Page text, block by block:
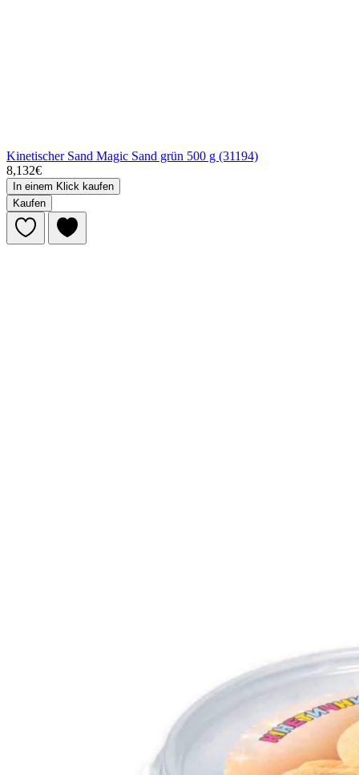
Kinetischer Sand Magic Sand grün 500 g (31194)
8,132€
In einem Klick kaufen
Kaufen